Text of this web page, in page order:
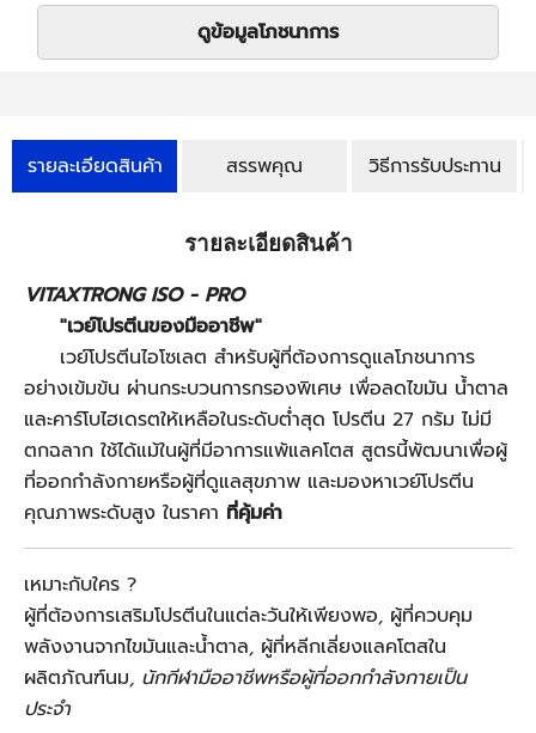
ดูข้อมูลโภชนาการ
รายละเอียดสินค้า สรรพคุณ วิธีการรับประทาน
รายละเอียดสินค้า
VITAXTRONG ISO - PRO
"เวย์โปรตีนของมืออาชีพ"
เวย์โปรตีนไอโซเลต สำหรับผู้ที่ต้องการดูแลโภชนาการ
อย่างเข้มข้น ผ่านกระบวนการกรองพิเศษ เพื่อลดไขมัน น้ำตาล
และคาร์โบไฮเดรตให้เหลือในระดับต่ำสุด โปรตีน 27 กรัม ไม่มี
ตกฉลาก ใช้ได้แม้ในผู้ที่มีอาการแพ้แลคโตส สูตรนี้พัฒนาเพื่อผู้
ที่ออกกำลังกายหรือผู้ที่ดูแลสุขภาพ และมองหาเวย์โปรตีน
คุณภาพระดับสูง ในราคา ที่คุ้มค่า
เหมาะกับใคร ?
ผู้ที่ต้องการเสริมโปรตีนในแต่ละวันให้เพียงพอ, ผู้ที่ควบคุม
พลังงานจากไขมันและน้ำตาล, ผู้ที่หลีกเลี่ยงแลคโตสใน
ผลิตภัณฑ์นม, นักกีฬามืออาชีพหรือผู้ที่ออกกำลังกายเป็น
ประจำ